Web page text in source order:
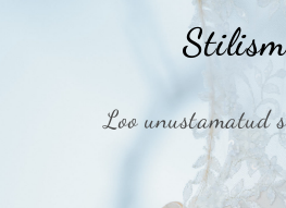
Loo unustamatud